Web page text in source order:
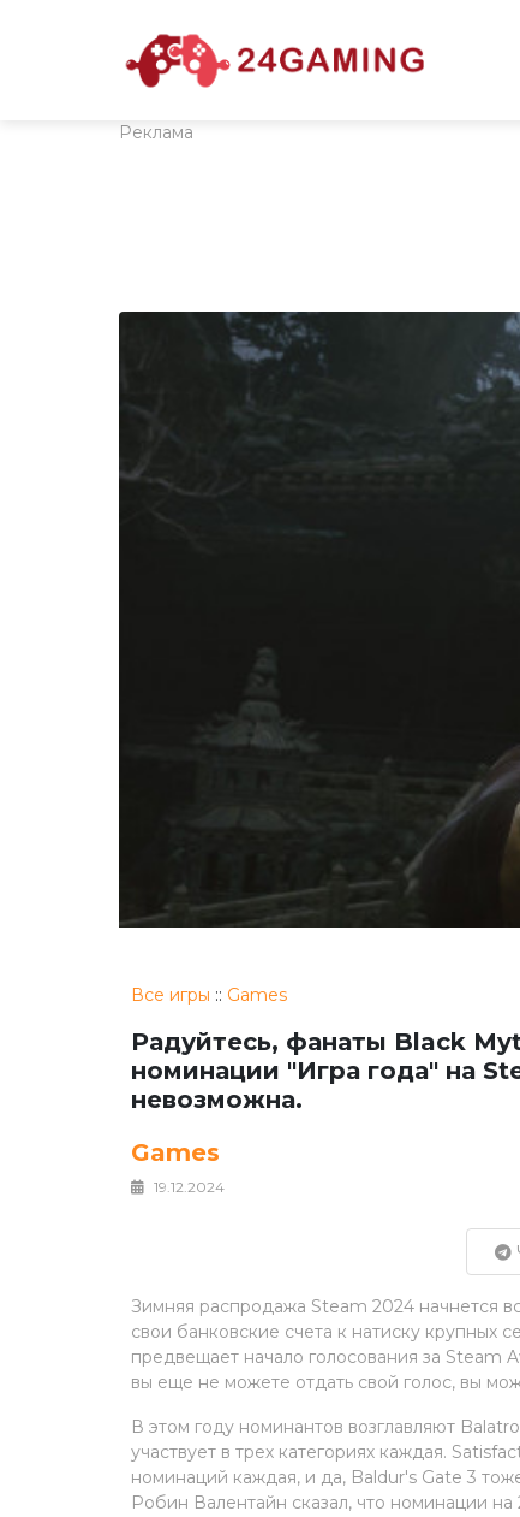
Реклама
Все игры :: Games
Радуйтесь, фанаты Black
номинации "Игра года" на
невозможна.
Games
19.12.2024
Зимняя распродажа Steam 2024 начнется
свои банковские счета к натиску
предвещает начало голосования за Steam
вы еще не можете отдать свой голос, вы
В этом году номинантов возглавляют
участвует в трех категориях каждая.
номинаций каждая, и да, Baldur's Gate 3
Робин Валентайн сказал, что номинации